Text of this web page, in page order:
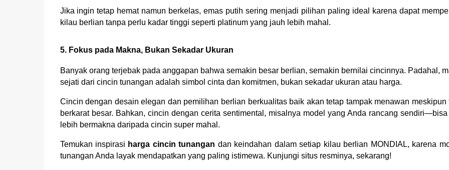
Jika ingin tetap hemat namun berkelas, emas putih sering menjadi pilihan paling ideal karena dapat
kilau berlian tanpa perlu kadar tinggi seperti platinum yang jauh lebih mahal.
5. Fokus pada Makna, Bukan Sekadar Ukuran
Banyak orang terjebak pada anggapan bahwa semakin besar berlian, semakin bernilai cincinnya. Padahal,
sejati dari cincin tunangan adalah simbol cinta dan komitmen, bukan sekadar ukuran atau harga.
Cincin dengan desain elegan dan pemilihan berlian berkualitas baik akan tetap tampak menawan meskipun
berkarat besar. Bahkan, cincin dengan cerita sentimental, misalnya model yang Anda rancang sendiri—bisa
lebih bermakna daripada cincin super mahal.
Temukan inspirasi harga cincin tunangan dan keindahan dalam setiap kilau berlian MONDIAL, karena
tunangan Anda layak mendapatkan yang paling istimewa. Kunjungi situs resminya, sekarang!